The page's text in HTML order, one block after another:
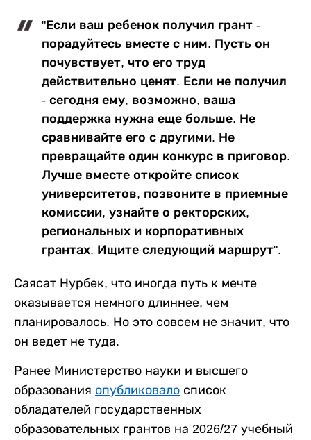
"Если ваш ребенок получил грант -
порадуйтесь вместе с ним. Пусть он
почувствует, что его труд
действительно ценят. Если не получил
- сегодня ему, возможно, ваша
поддержка нужна еще больше. Не
сравнивайте его с другими. Не
превращайте один конкурс в приговор.
Лучше вместе откройте список
университетов, позвоните в приемные
комиссии, узнайте о ректорских,
региональных и корпоративных
грантах. Ищите следующий маршрут".
Саясат Нурбек, что иногда путь к мечте
оказывается немного длиннее, чем
планировалось. Но это совсем не значит, что
он ведет не туда.
Ранее Министерство науки и высшего
образования опубликовало список
обладателей государственных
образовательных грантов на 2026/27 учебный